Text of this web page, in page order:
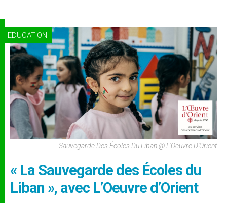
EDUCATION
Sauvegarde Des Écoles Du Liban @ L'Oeuvre D'Orient
« La Sauvegarde des Écoles du
Liban », avec L’Oeuvre d’Orient